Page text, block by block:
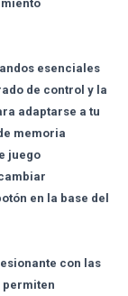
esenciales
de control y la
adaptarse a tu
memoria
juego
en la base del
con las
permiten